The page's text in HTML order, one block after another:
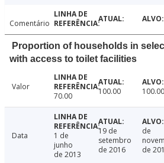
Comentário
Proportion of households in
with access to toilet facilities
Valor
70.00
100.00 100.00
Data
1 de
junho
de 2013
19 de
setembro
de 2016
de
de